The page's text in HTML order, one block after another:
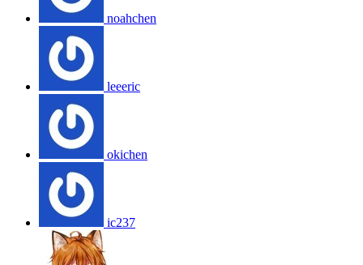
noahchen
leeeric
okichen
ic237